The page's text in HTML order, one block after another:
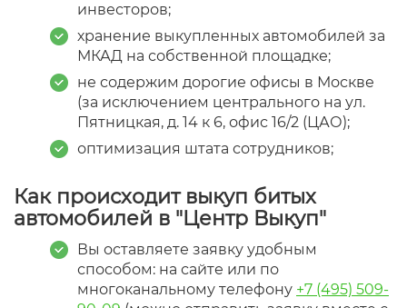
инвесторов;
хранение выкупленных автомобилей за
МКАД на собственной площадке;
не содержим дорогие офисы в Москве
(за исключением центрального на ул.
Пятницкая, д. 14 к 6, офис 16/2 (ЦАО);
оптимизация штата сотрудников;
Как происходит выкуп битых
автомобилей в "Центр Выкуп"
Вы оставляете заявку удобным
способом: на сайте или по
многоканальному телефону +7 (495) 509-